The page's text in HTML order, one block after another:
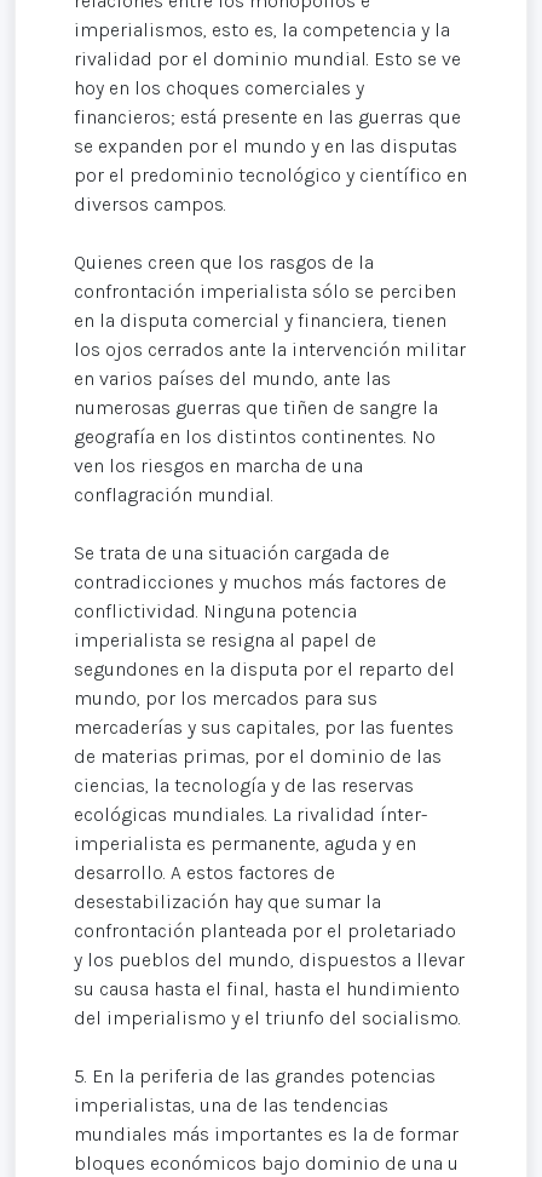
imperialismos, esto es, la competencia y la
rivalidad por el dominio mundial. Esto se ve
hoy en los choques comerciales y
financieros; está presente en las guerras que
se expanden por el mundo y en las disputas
por el predominio tecnológico y científico en
diversos campos.
Quienes creen que los rasgos de la
confrontación imperialista sólo se perciben
en la disputa comercial y financiera, tienen
los ojos cerrados ante la intervención militar
en varios países del mundo, ante las
numerosas guerras que tiñen de sangre la
geografía en los distintos continentes. No
ven los riesgos en marcha de una
conflagración mundial.
Se trata de una situación cargada de
contradicciones y muchos más factores de
conflictividad. Ninguna potencia
imperialista se resigna al papel de
segundones en la disputa por el reparto del
mundo, por los mercados para sus
mercaderías y sus capitales, por las fuentes
de materias primas, por el dominio de las
ciencias, la tecnología y de las reservas
ecológicas mundiales. La rivalidad ínter-
imperialista es permanente, aguda y en
desarrollo. A estos factores de
desestabilización hay que sumar la
confrontación planteada por el proletariado
y los pueblos del mundo, dispuestos a llevar
su causa hasta el final, hasta el hundimiento
del imperialismo y el triunfo del socialismo.
5. En la periferia de las grandes potencias
imperialistas, una de las tendencias
mundiales más importantes es la de formar
bloques económicos bajo dominio de una u